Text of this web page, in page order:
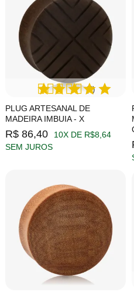
PLUG ARTESANAL DE
MADEIRA IMBUIA - X
(6)
R$ 86,40
10X DE R$8,64
SEM JUROS